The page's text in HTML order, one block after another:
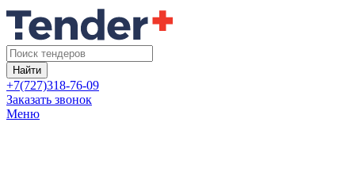
Найти
+7(727)318-76-09
Заказать звонок
Меню